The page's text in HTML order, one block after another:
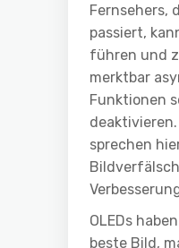
Fernsehers,
passiert,
führen und
merktbar
Funktionen
sprechen
OLEDs
beste Bild,